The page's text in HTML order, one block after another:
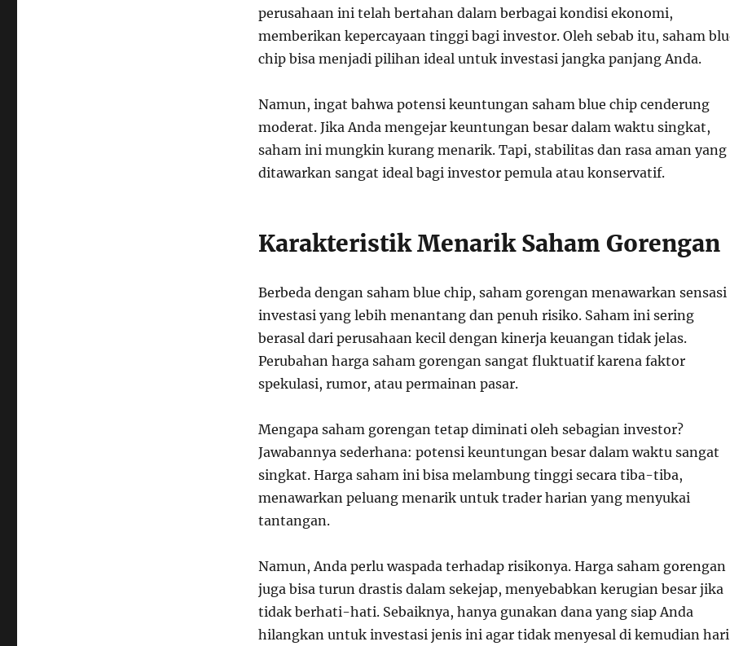
perusahaan ini telah bertahan dalam berbagai kondisi ekonomi,
memberikan kepercayaan tinggi bagi investor. Oleh sebab itu, saham
chip bisa menjadi pilihan ideal untuk investasi jangka panjang Anda.
Namun, ingat bahwa potensi keuntungan saham blue chip cenderung
moderat. Jika Anda mengejar keuntungan besar dalam waktu singkat,
saham ini mungkin kurang menarik. Tapi, stabilitas dan rasa aman yang
ditawarkan sangat ideal bagi investor pemula atau konservatif.
Karakteristik Menarik Saham Gorengan
Berbeda dengan saham blue chip, saham gorengan menawarkan sensasi
investasi yang lebih menantang dan penuh risiko. Saham ini sering
berasal dari perusahaan kecil dengan kinerja keuangan tidak jelas.
Perubahan harga saham gorengan sangat fluktuatif karena faktor
spekulasi, rumor, atau permainan pasar.
Mengapa saham gorengan tetap diminati oleh sebagian investor?
Jawabannya sederhana: potensi keuntungan besar dalam waktu sangat
singkat. Harga saham ini bisa melambung tinggi secara tiba-tiba,
menawarkan peluang menarik untuk trader harian yang menyukai
tantangan.
Namun, Anda perlu waspada terhadap risikonya. Harga saham gorengan
juga bisa turun drastis dalam sekejap, menyebabkan kerugian besar jika
tidak berhati-hati. Sebaiknya, hanya gunakan dana yang siap Anda
hilangkan untuk investasi jenis ini agar tidak menyesal di kemudian